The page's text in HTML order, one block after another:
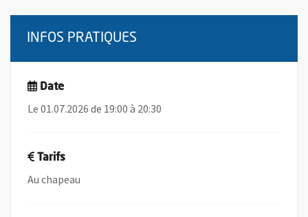
INFOS PRATIQUES
Date
Le 01.07.2026 de 19:00 à 20:30
Tarifs
Au chapeau